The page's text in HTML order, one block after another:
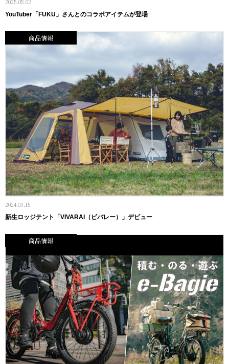
2025.05.02
YouTuber「FUKU」さんとのコラボアイテムが登場
商品情報
2024.03.15
新生ロッジテント「VIVARAI（ビバレー）」デビュー
商品情報